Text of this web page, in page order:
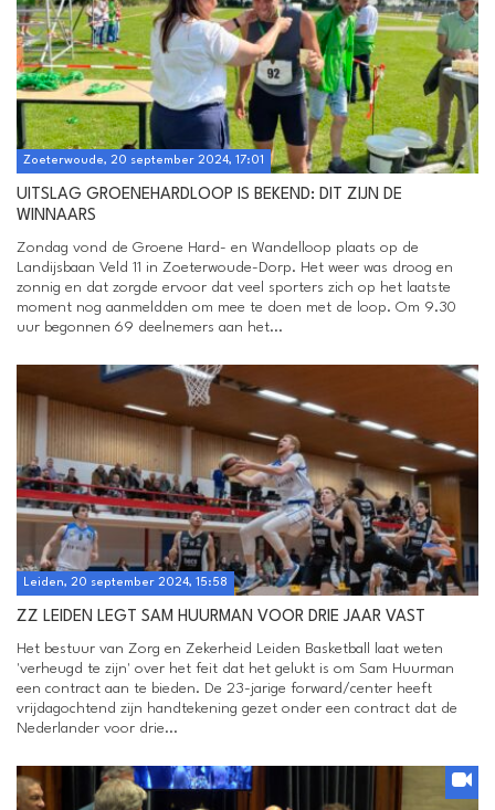
Zoeterwoude, 20 september 2024, 17:01
UITSLAG GROENEHARDLOOP IS BEKEND: DIT ZIJN DE
WINNAARS
Zondag vond de Groene Hard- en Wandelloop plaats op de
Landijsbaan Veld 11 in Zoeterwoude-Dorp. Het weer was droog en
zonnig en dat zorgde ervoor dat veel sporters zich op het laatste
moment nog aanmeldden om mee te doen met de loop. Om 9.30
uur begonnen 69 deelnemers aan het...
Leiden, 20 september 2024, 15:58
ZZ LEIDEN LEGT SAM HUURMAN VOOR DRIE JAAR VAST
Het bestuur van Zorg en Zekerheid Leiden Basketball laat weten
'verheugd te zijn' over het feit dat het gelukt is om Sam Huurman
een contract aan te bieden. De 23-jarige forward/center heeft
vrijdagochtend zijn handtekening gezet onder een contract dat de
Nederlander voor drie...